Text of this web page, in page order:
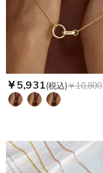
￥5,931(税込)￥10,800